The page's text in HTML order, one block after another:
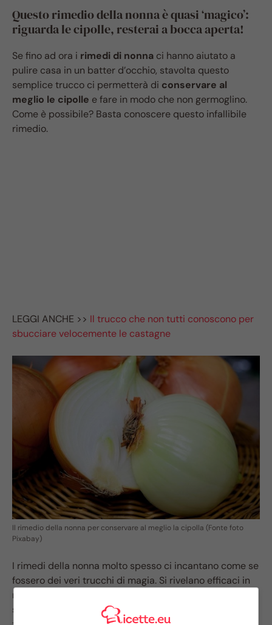
Questo rimedio della nonna è quasi ‘magico’:
riguarda le cipolle, resterai a bocca aperta!
Se fino ad ora i rimedi di nonna ci hanno aiutato a
pulire casa in un batter d’occhio, stavolta questo
semplice trucco ci permetterà di conservare al
meglio le cipolle e fare in modo che non germoglino.
Come è possibile? Basta conoscere questo infallibile
rimedio.
LEGGI ANCHE >> Il trucco che non tutti conoscono per
sbucciare velocemente le castagne
Il rimedio della nonna per conservare al meglio la cipolla (Fonte foto
Pixabay)
I rimedi della nonna molto spesso ci incantano come se
fossero dei veri trucchi di magia. Si rivelano efficaci in
moltissime e disparate situazioni. Ci chiediamo come
sia possibile che in così poco tempo abbiamo potuto